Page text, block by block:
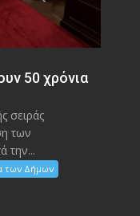
50 χρόνια
σειράς
των
την...
των Δήμων